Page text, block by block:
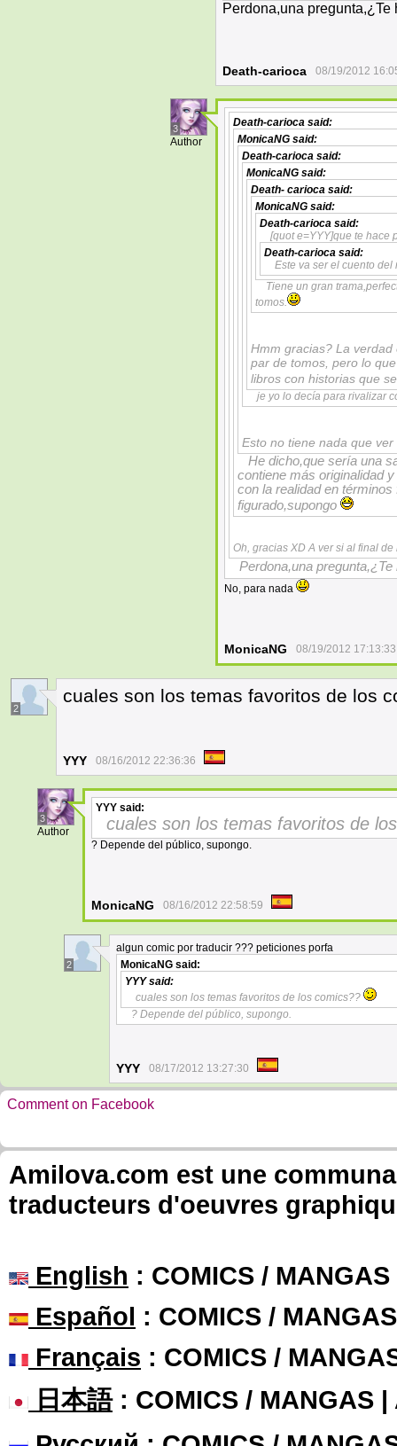
Perdona,una
Death-carioca 08/19/2012
3
Author
Death-carioca said:
MonicaNG said:
Death-carioca said:
MonicaNG said:
Death- carioca said:
MonicaNG said:
Death-carioca said:
[quot e=YYY]que te hace
Death-carioca said:
Este va ser el cuento del
Tiene un gran
tomos.
Hmm gracias? La
par de tomos, pero lo
libros con historias que
je yo lo decía para rivalizar
Esto no tiene nada que
He dicho,que sería una
contiene más originalidad
con la realidad en
figurado,supongo
Oh, gracias XD A ver si al final
Perdona,una
No, para nada
MonicaNG 08/19/2012 17:13:33
2
cuales son los temas favoritos de los
YYY 08/16/2012 22:36:36
3
Author
YYY said:
cuales son los temas favoritos de
? Depende del público, supongo.
MonicaNG 08/16/2012 22:58:59
2
algun comic por traducir ??? peticiones porfa
MonicaNG said:
YYYsaid:
cuales son los temas favoritos de los comics??
? Depende del público, supongo.
YYY 08/17/2012 13:27:30
Comment on Facebook
Amilova.com est une
traducteurs d'oeuvres
English : COMICS /
Español : COMICS /
Français : COMICS /
日本語: COMICS / MANGAS |